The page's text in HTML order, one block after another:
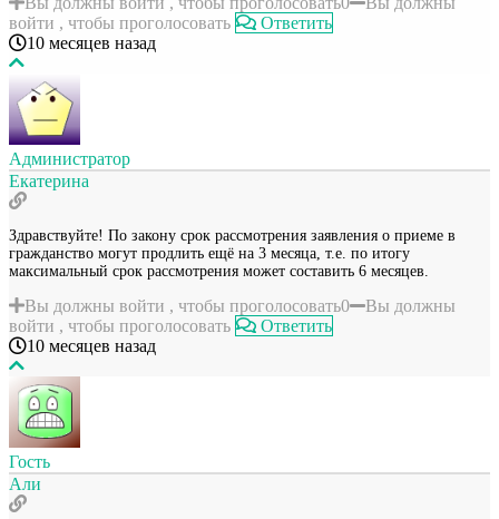
войти , чтобы проголосовать
Ответить
10 месяцев назад
Администратор
Екатерина
Здравствуйте! По закону срок рассмотрения заявления о приеме в
гражданство могут продлить ещё на 3 месяца, т.е. по итогу
максимальный срок рассмотрения может составить 6 месяцев.
Вы должны войти , чтобы проголосовать0
Вы должны
войти , чтобы проголосовать
Ответить
10 месяцев назад
Гость
Али